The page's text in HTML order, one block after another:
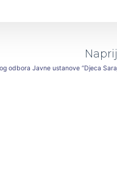
odbora Javne ustanove “Djeca